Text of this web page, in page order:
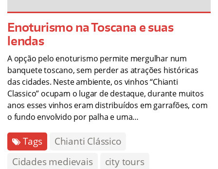
Enoturismo na Toscana e suas
lendas
A opção pelo enoturismo permite mergulhar num
banquete toscano, sem perder as atrações históricas
das cidades. Neste ambiente, os vinhos “Chianti
Classico” ocupam o lugar de destaque, durante muitos
anos esses vinhos eram distribuídos em garrafões, com
o fundo envolvido por palha e uma…
Tags
Chianti Clássico
Cidades medievais
city tours